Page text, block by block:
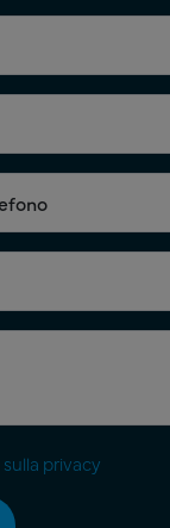
privacy